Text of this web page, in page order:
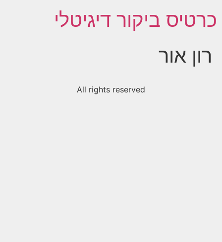
כרטיס ביקור דיגיטלי
רון אור
All rights reserved